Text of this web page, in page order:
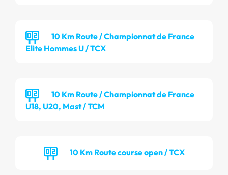
10 Km Route / Championnat de France
Elite Hommes U / TCX
10 Km Route / Championnat de France
U18, U20, Mast / TCM
10 Km Route course open / TCX